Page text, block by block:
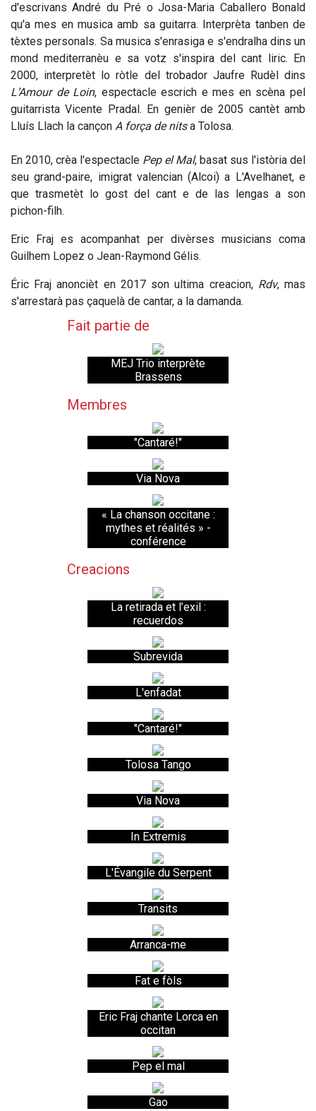
d'escrivans André du Pré o Josa-Maria Caballero Bonald
qu'a mes en musica amb sa guitarra. Interprèta tanben de
tèxtes personals. Sa musica s'enrasiga e s'endralha dins un
mond mediterranèu e sa votz s'inspira del cant liric. En
2000, interpretèt lo ròtle del trobador Jaufre Rudèl dins
L’Amour de Loin, espectacle escrich e mes en scèna pel
guitarrista Vicente Pradal. En genièr de 2005 cantèt amb
Lluís Llach la cançon A força de nitsa Tolosa.
En 2010, crèa l'espectacle Pep el Mal, basat sus l'istòria del
seu grand-paire, imigrat valencian (Alcoi) a L'Avelhanet, e
que trasmetèt lo gost del cant e de las lengas a son
pichon-filh.
Eric Fraj es acompanhat per divèrses musicians coma
Guilhem Lopez o Jean-Raymond Gélis.
Éric Fraj anoncièt en 2017 son ultima creacion, Rdv, mas
s'arrestarà pas çaquelà de cantar, a la damanda.
Fait partie de
MEJ Trio interprète
Brassens
Membres
"Cantaré!"
Via Nova
« La chanson occitane :
mythes et réalités » -
conférence
Creacions
La retirada et l’exil :
recuerdos
Subrevida
L'enfadat
"Cantaré!"
Tolosa Tango
Via Nova
In Extremis
L'Évangile du Serpent
Transits
Arranca-me
Fat e fòls
Eric Fraj chante Lorca en
occitan
Pep el mal
Gao